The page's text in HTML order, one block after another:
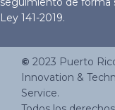
Ley 141-2019.
© 2023 Puerto
Innovation &
Service.